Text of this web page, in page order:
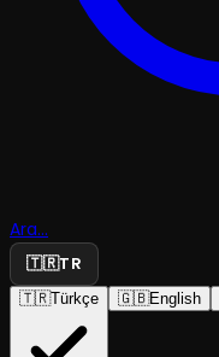
Ara...
🇹🇷TR
🇹🇷Türkçe 🇬🇧English